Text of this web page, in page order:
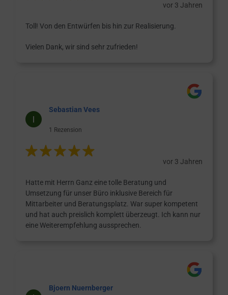
vor 3 Jahren
Toll! Von den Entwürfen bis hin zur Realisierung.
Vielen Dank, wir sind sehr zufrieden!
Sebastian Vees
1 Rezension
vor 3 Jahren
Hatte mit Herrn Ganz eine tolle Beratung und
Umsetzung für unser Büro inklusive Bereich für
Mittarbeiter und Beratungsplatz. War super kompetent
und hat auch preislich komplett überzeugt. Ich kann nur
eine Weiterempfehlung aussprechen.
Bjoern Nuernberger